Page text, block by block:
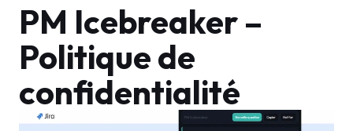
PM Icebreaker –
Politique de
confidentialité